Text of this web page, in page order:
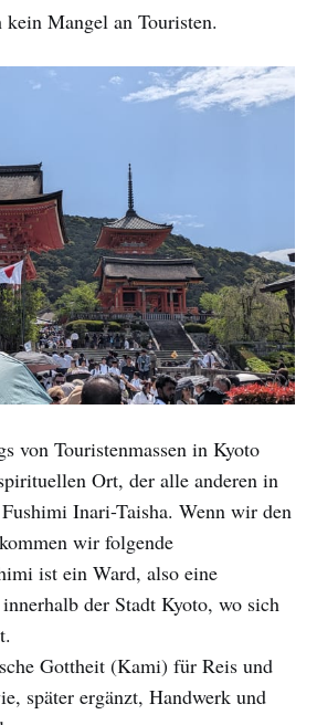
Mangel an Touristen.
von Touristenmassen in Kyoto
Ort, der alle anderen in
Inari-Taisha. Wenn wir den
wir folgende
ist ein Ward, also eine
der Stadt Kyoto, wo sich
Gottheit (Kami) für Reis und
später ergänzt, Handwerk und